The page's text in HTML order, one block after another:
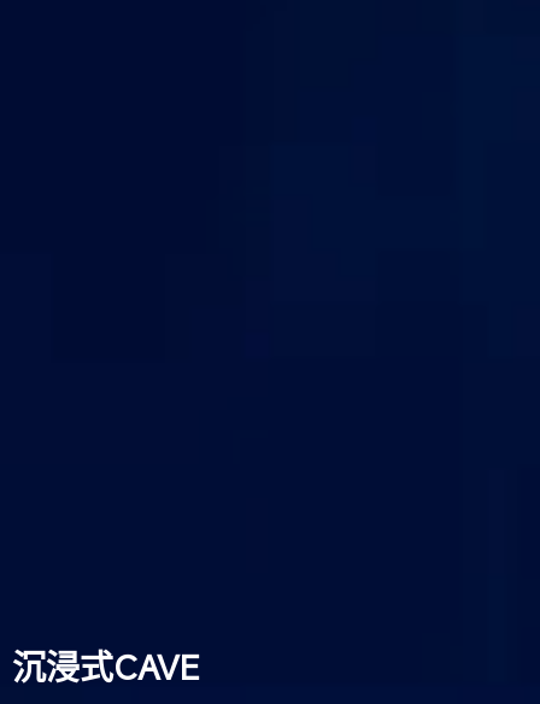
沉浸式CAVE